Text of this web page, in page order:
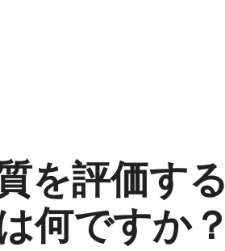
を評価する
何ですか？